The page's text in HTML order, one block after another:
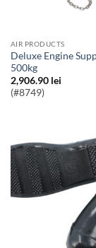
AIR PRODUCTS
Deluxe Engine Support Beam
500kg
2,906.90 lei
(#8749)